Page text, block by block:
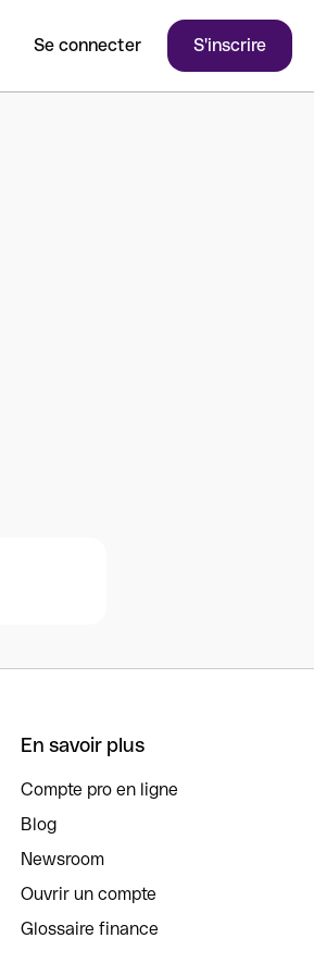
Se connecter S'inscrire
En savoir plus
Compte pro en ligne
Blog
Newsroom
Ouvrir un compte
Glossaire finance